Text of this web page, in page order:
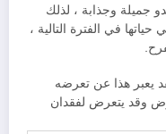
جميلة وجذابة ، لذلك
في الفترة التالية ،
يعبر هذا عن تعرضه
وقد يتعرض لفقدان